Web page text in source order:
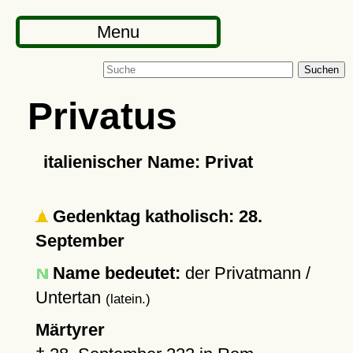
Menu
Suchen
Privatus
italienischer Name: Privat
Gedenktag katholisch: 28.
September
Name bedeutet: der Privatmann /
Untertan (latein.)
Märtyrer